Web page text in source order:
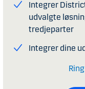
Integrer
udvalgte
tredjeparter
Integrer dine